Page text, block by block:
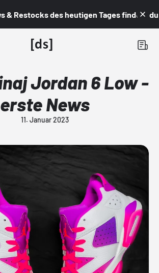
& Restocks des heutigen Tages findest du
Jordan 6 Low -
erste News
11. Januar 2023